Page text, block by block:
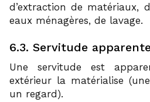
d’extraction de matériaux,
eaux ménagères, de lavage.
6.3. Servitude
Une servitude est
extérieur la matérialise
un regard).